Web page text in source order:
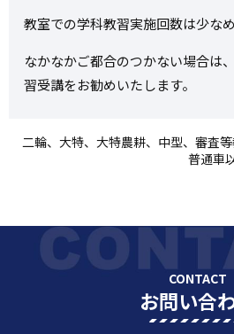
教室での学科教習実施回数は少な
なかなかご都合のつかない場合は
習受講をお勧めいたします。
二輪、大特、大特農耕、中型、審査
普通車
CONTACT
お問い合